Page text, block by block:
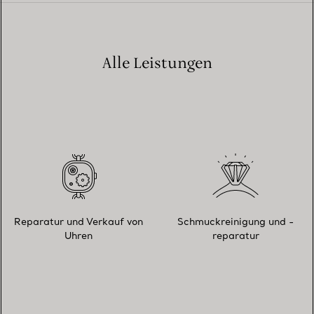
Alle Leistungen
Reparatur und Verkauf von
Uhren
Schmuckreinigung und -
reparatur